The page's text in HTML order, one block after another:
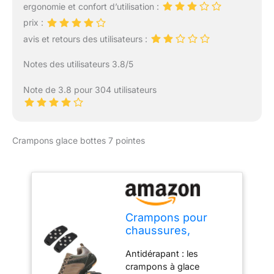
adaptés à l'escalade des
Veuillez acheter des
équipements
répondre à vos besoins.
sont faciles à mettre et à
tranchants, faciles à
ranger dans un sac ou
dans la poche d’un
manteau/veste sans
endommager le contenu
élastique permet aux
chaussures et aux
bottes de taille 3-10
(Hommes-UK), 2,5-9,5
(Femmes-UK), veuillez
choisir selon vos besoins
❄【PRACTICAL ET
RÉSISTANT À L'USURE】
-- Crampons
ergonomie et confort d’utilisation :
prix :
avis et retours des utilisateurs :
Notes des utilisateurs 3.8/5
Note de 3.8 pour 304 utilisateurs
Crampons glace bottes 7 pointes
Crampons pour
chaussures,
pour bottes avec 7
pointes de
Antidérapant : les
crampons à glace